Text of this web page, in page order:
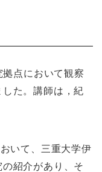
点において観察
た。講師は，紀
いて、三重大学伊
紹介があり、そ